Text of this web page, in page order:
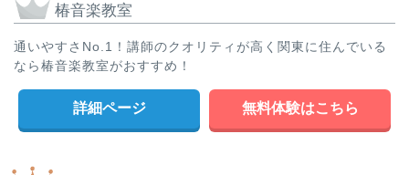
椿音楽教室
通いやすさNo.1！講師のクオリティが高く関東に住んでいる
なら椿音楽教室がおすすめ！
詳細ページ 無料体験はこちら